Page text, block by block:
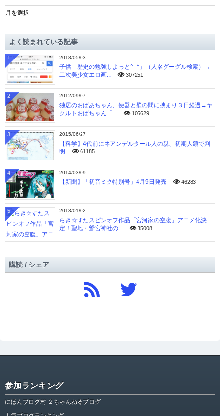
ア
ー
ブよく読まれている記事
2018/05/03
子供「歴史の勉強しよっと^_^」（人名グーグル検索）→
二次美少女エロ画...
307251
1
2012/09/07
独居のおばあちゃん、便器と壁の間に挟まり３日経過→ヤ
クルトおばちゃん「...
105629
2
2015/06/27
【科学】4代前にネアンデルタール人の親、初期人類で判
明
61185
3
2014/03/09
【新聞】「初音ミク特別号」4月9日発売 46283
4
2013/01/02
らき☆すたスピンオフ作品「宮河家の空腹」アニメ化決
定！聖地・鷲宮神社の...
35008
5
購読 / シェア
参加ランキング
にほんブログ村 ２ちゃんねるブログ